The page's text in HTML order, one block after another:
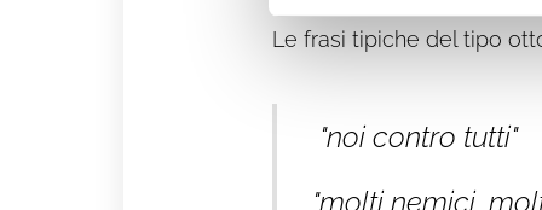
Le frasi tipiche del tipo
"noi contro tutti"
"molti nemici,